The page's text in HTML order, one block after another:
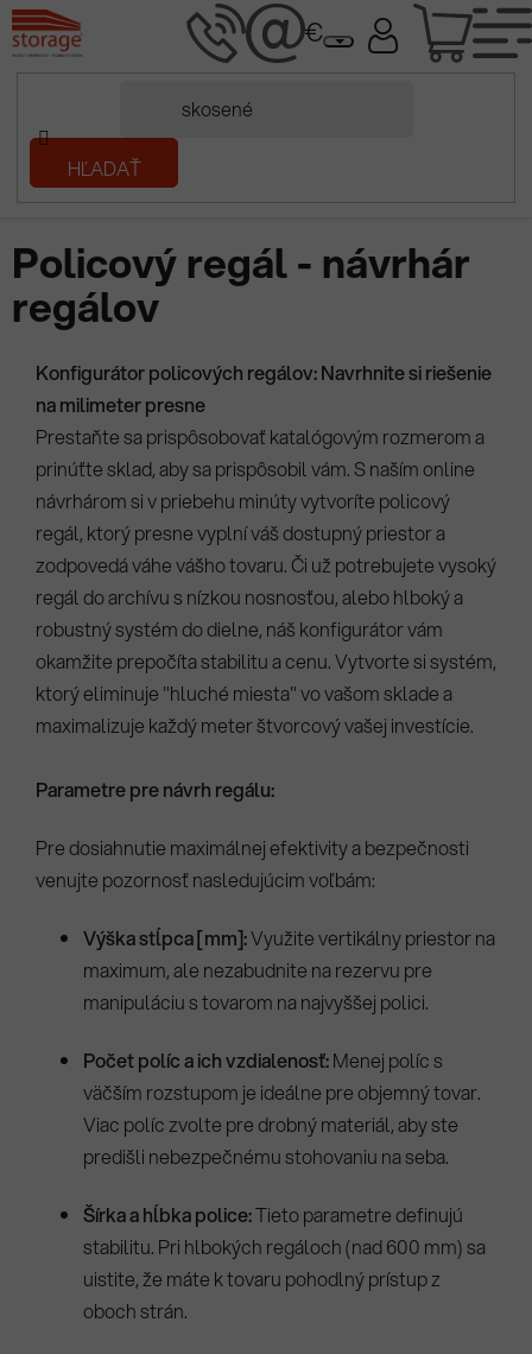
Prejsť
na
obsah
HĽADAŤ
Domov
Regály a regálové systémy
policových regálov na mieru
Policový regál - návrhár
regálov
Konfigurátor policových regálov: Navrhnite si riešenie
na milimeter presne
Prestaňte sa prispôsobovať katalógovým rozmerom a
prinúťte sklad, aby sa prispôsobil vám. S naším online
návrhárom si v priebehu minúty vytvoríte policový
regál, ktorý presne vyplní váš dostupný priestor a
zodpovedá váhe vášho tovaru. Či už potrebujete vysoký
regál do archívu s nízkou nosnosťou, alebo hlboký a
robustný systém do dielne, náš konfigurátor vám
okamžite prepočíta stabilitu a cenu. Vytvorte si systém,
ktorý eliminuje "hluché miesta" vo vašom sklade a
maximalizuje každý meter štvorcový vašej investície.
Parametre pre návrh regálu:
Pre dosiahnutie maximálnej efektivity a bezpečnosti
venujte pozornosť nasledujúcim voľbám:
Výška stĺpca [mm]:Využite vertikálny priestor na
maximum, ale nezabudnite na rezervu pre
manipuláciu s tovarom na najvyššej polici.
Počet políc a ich vzdialenosť:Menej políc s
väčším rozstupom je ideálne pre objemný tovar.
Viac políc zvolte pre drobný materiál, aby ste
predišli nebezpečnému stohovaniu na seba.
Šírka a hĺbka police:Tieto parametre definujú
stabilitu. Pri hlbokých regáloch (nad 600 mm) sa
uistite, že máte k tovaru pohodlný prístup z
oboch strán.